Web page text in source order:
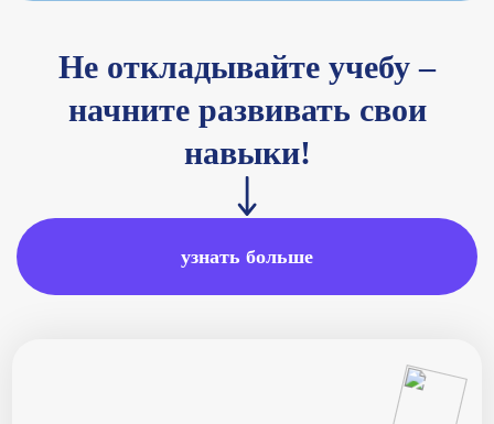
Не откладывайте учебу –
начните развивать свои
навыки!
узнать больше